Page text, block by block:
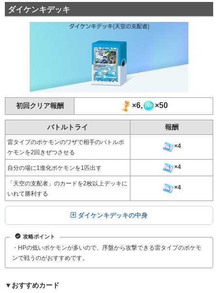
ダイケンキデッキ
初回クリア報酬 ×6, ×50
バトルトライ 報酬
雷タイプのポケモンのワザで相手のバトルポ
ケモンを2回きぜつさせる
×4
自分の場に1進化ポケモンを1匹出す ×4
「天空の支配者」のカードを2枚以上デッキに
いれて勝利する
×4
ダイケンキデッキの中身
攻略ポイント
・HPの低いポケモンが多いので、序盤から攻撃できる雷タイプのポケモ
ンで戦うのがおすすめです。
▼おすすめカード